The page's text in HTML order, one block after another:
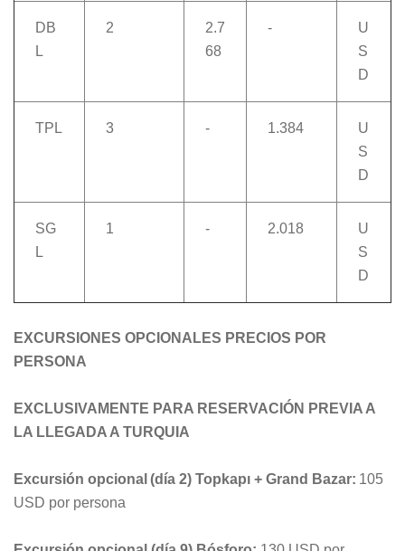
DB
L
2
2.7
68
-
U
S
D
TPL 3 - 1.384
U
S
D
SG
L
1 - 2.018
U
S
D
EXCURSIONES OPCIONALES PRECIOS POR
PERSONA
EXCLUSIVAMENTE PARA RESERVACIÓN PREVIA A
LA LLEGADA A TURQUIA
Excursión opcional (día 2) Topkapı + Grand Bazar: 105
USD por persona